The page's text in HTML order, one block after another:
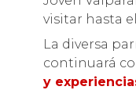
visitar hasta el
La diversa
continuará
y